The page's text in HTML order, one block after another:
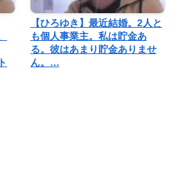
【ひろゆき】最近結婚。2人と
も個人事業主。私は貯金あ
る。彼はあまり貯金ありませ
ん。…